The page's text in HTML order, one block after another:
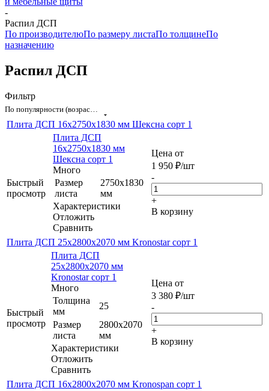
-
Распил ДСП
По производителюПо размеру листаПо толщинеПо
назначению
Распил ДСП
Фильтр
Плита ДСП 16x2750x1830 мм Шексна сорт 1
Быстрый
просмотр
Плита ДСП
16x2750x1830 мм
Шексна сорт 1
Много
Размер
листа
2750х1830
мм
Характеристики
Отложить
Сравнить
Цена от
1 950 ₽/шт
-
+
В корзину
Плита ДСП 25х2800х2070 мм Kronostar сорт 1
Быстрый
просмотр
Плита ДСП
25х2800х2070 мм
Kronostar сорт 1
Много
Толщина
мм
25
Размер
листа
2800х2070
мм
Характеристики
Отложить
Сравнить
Цена от
3 380 ₽/шт
-
+
В корзину
Плита ДСП 16x2800x2070 мм Kronospan сорт 1